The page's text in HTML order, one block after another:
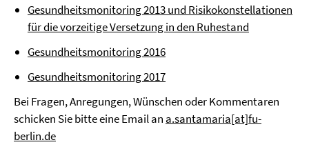
Gesundheitsmonitoring 2013 und Risikokonstellationen
für die vorzeitige Versetzung in den Ruhestand
Gesundheitsmonitoring 2016
Gesundheitsmonitoring 2017
Bei Fragen, Anregungen, Wünschen oder Kommentaren
schicken Sie bitte eine Email an a.santamaria[at]fu-
berlin.de